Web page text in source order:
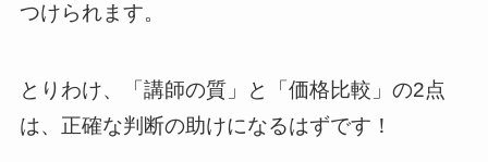
つけられます。
とりわけ、「講師の質」と「価格比較」の2点
は、正確な判断の助けになるはずです！